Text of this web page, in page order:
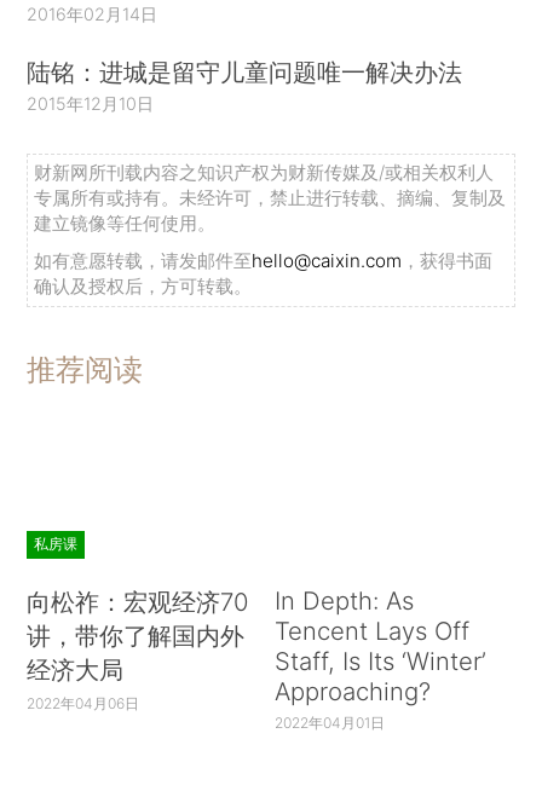
2016年02月14日
陆铭：进城是留守儿童问题唯一解决办法
2015年12月10日
财新网所刊载内容之知识产权为财新传媒及/或相关权利人
专属所有或持有。未经许可，禁止进行转载、摘编、复制及
建立镜像等任何使用。
如有意愿转载，请发邮件至hello@caixin.com ，获得书面
确认及授权后，方可转载。
推荐阅读
私房课
向松祚：宏观经济70
讲，带你了解国内外
经济大局
2022年04月06日
In Depth: As
Tencent Lays Off
Staff, Is Its ‘Winter’
Approaching?
2022年04月01日